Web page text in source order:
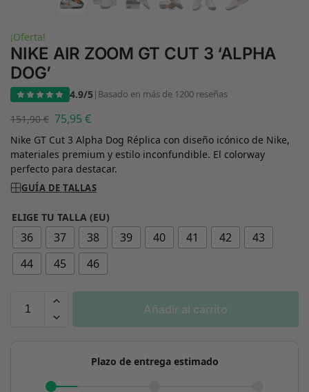
¡Oferta!
NIKE AIR ZOOM GT CUT 3 ‘ALPHA
DOG’
4.9/5| Basado en más de 1200 reseñas
151,90€ 75,95 €
Nike GT Cut 3 Alpha Dog Réplica con diseño icónico de Nike,
materiales premium y estilo inconfundible. El colorway
perfecto para destacar.
GUÍA DE TALLAS
ELIGE TU TALLA (EU)
36 37 38 39 40 41 42
43
44
45 46
Añadir al carrito
Plazo de entrega estimado